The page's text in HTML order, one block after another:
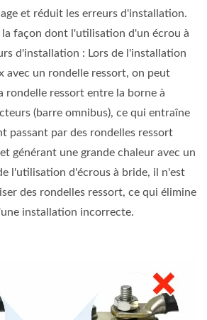
et réduit les erreurs d'installation.
la façon dont l'utilisation d'un écrou à
d'installation : Lors de l'installation
avec un rondelle ressort, on peut
rondelle ressort entre la borne à
(barre omnibus), ce qui entraîne
passant par des rondelles ressort
générant une grande chaleur avec un
l'utilisation d'écrous à bride, il n'est
des rondelles ressort, ce qui élimine
installation incorrecte.